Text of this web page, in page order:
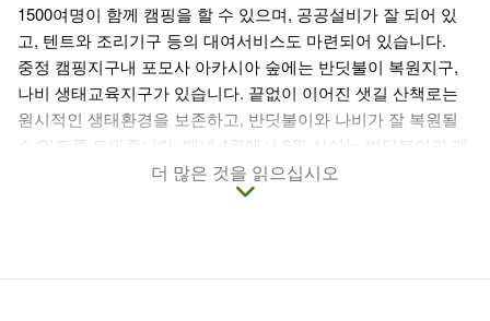
1500여명이 함께 캠핑을 할 수 있으며, 공공설비가 잘 되어 있
고, 텐트와 조리기구 등의 대여서비스도 마련되어 있습니다.
중정 캠핑지구내 포모사 아카시아 숲에는 반딧불이 복원지구,
나비 생태교육지구가 있습니다. 끝없이 이어진 샛길 산책로는
원시적인 생태환경을 보존하고, 반딧불이와 나비가 잘 복원될
수 있도록 도와줍니다. 매년 4월에서 6월 사이는 반딧불이의 계
절로 수많은 관광객들을 캠핑지구로 불러모으고 있습니다.
캠핑의 즐거움을 체험해보고 싶으시다면 중정 캠핑지구의 관리
니다.
더 많은 것을 읽으십시오